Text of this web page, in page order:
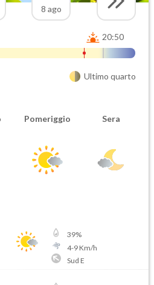
8 ago
20:50
Ultimo quarto
Pomeriggio Sera
39%
4-9Km/h
Sud E